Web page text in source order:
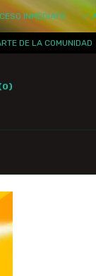
✅
LA COMUNIDAD
0)